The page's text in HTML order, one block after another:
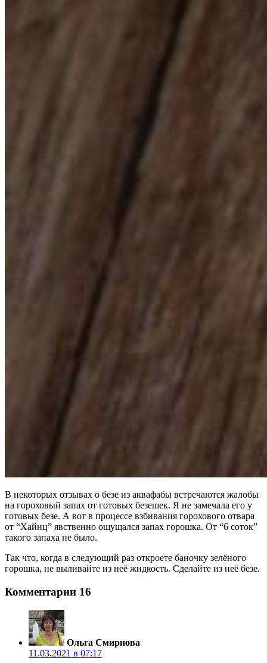
В некоторых отзывах о безе из аквафабы встречаются жалобы
на гороховый запах от готовых безешек. Я не замечала его у
готовых безе. А вот в процессе взбивания горохового отвара
от “Хайнц” явственно ощущался запах горошка. От “6 соток”
такого запаха не было.
Так что, когда в следующий раз откроете баночку зелёного
горошка, не выливайте из неё жидкость. Сделайте из неё безе.
Комментарии 16
Ольга Смирнова
11.03.2021 в 07:17